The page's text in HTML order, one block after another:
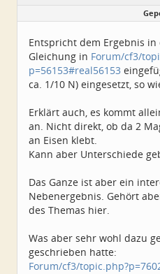
Alter:
72
Dabei seit:
06 / 2014
Entspricht dem Ergebnis
Gleichung in Forum/cf3/
p=56153#real56153
ca. 1/10 N) eingesetzt, so
Erklärt auch, es kommt
an. Nicht direkt, ob da 2
an Eisen klebt.
Kann aber Unterschiede
Das Ganze ist aber ein
Nebenergebnis. Gehört
des Themas hier.
Was aber sehr wohl dazu
geschrieben hatte:
Forum/cf3/